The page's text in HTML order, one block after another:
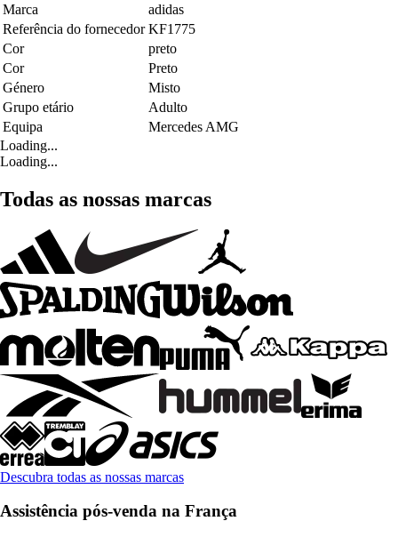
Marca
adidas
Referência do fornecedor KF1775
Cor
preto
Cor
Preto
Género
Misto
Grupo etário
Adulto
Equipa
Mercedes AMG
Loading...
Loading...
Todas as nossas marcas
Descubra todas as nossas marcas
Assistência pós-venda na França